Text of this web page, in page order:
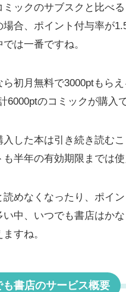
ミックのサブスクと比べ
場合、ポイント付与率が
は一番ですね。
ら初月無料で3000ptもら
6000ptのコミックが購入
入した本は引き続き読む
半年の有効期限までは使
読めなくなったり、ポイ
い中、いつでも書店はか
すね。
も書店のサービス概要